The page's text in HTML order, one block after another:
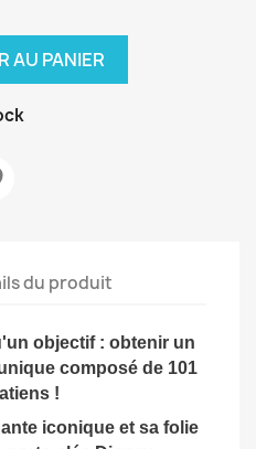
AU PANIER
du produit
objectif : obtenir un
composé de 101
!
iconique et sa folie